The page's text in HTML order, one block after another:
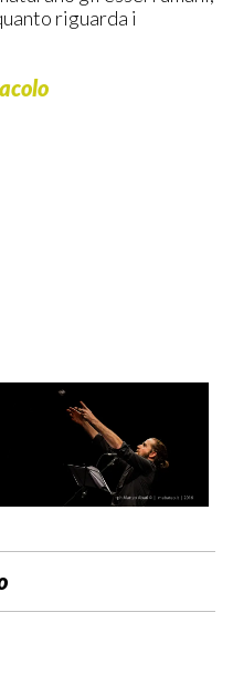
riguarda i